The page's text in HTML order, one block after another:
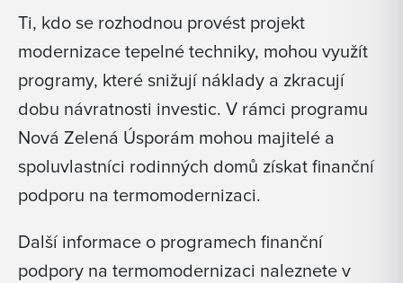
Ti, kdo se rozhodnou provést projekt
modernizace tepelné techniky, mohou využít
programy, které snižují náklady a zkracují
dobu návratnosti investic. V rámci programu
Nová Zelená Úsporám mohou majitelé a
spoluvlastníci rodinných domů získat finanční
podporu na termomodernizaci.
Další informace o programech finanční
podpory na termomodernizaci naleznete v